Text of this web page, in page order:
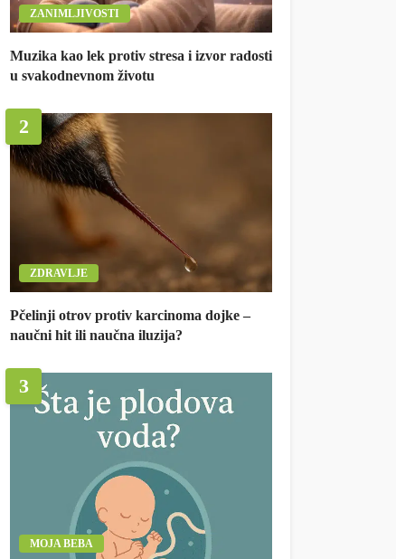
ZANIMLJIVOSTI
Muzika kao lek protiv stresa i izvor radosti
u svakodnevnom životu
2
ZDRAVLJE
Pčelinji otrov protiv karcinoma dojke –
naučni hit ili naučna iluzija?
3
MOJA BEBA